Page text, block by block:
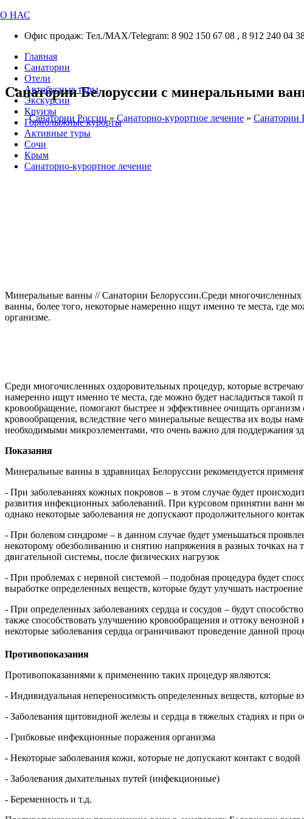
О НАС
Офис продаж: Тел./МАХ/Telegram: 8 902 150 67 08 , 8 912 240 04
Главная
Санатории
Отели
Автобусные туры
Экскурсии
Круизы
Горнолыжные курорты
Активные туры
Сочи
Крым
Санаторно-курортное лечение
Санатории Белоруссии с минеральными
Санатории России » Санаторно-курортное лечение » Санатории
Минеральные ванны // Санатории Белоруссии.Среди многочисленных
ванны, более того, некоторые намеренно ищут именно те места, где
организме.
Среди многочисленных оздоровительных процедур, которые
намеренно ищут именно те места, где можно будет насладиться
кровообращение, помогают быстрее и эффективнее очищать
кровообращения, вследствие чего минеральные вещества их воды
необходимыми микроэлементами, что очень важно для поддержания
Показания
Минеральные ванны в здравницах Белоруссии рекомендуется
- При заболеваниях кожных покровов – в этом случае будет
развития инфекционных заболеваний. При курсовом принятии ванн
однако некоторые заболевания не допускают продолжительного
- При болевом синдроме – в данном случае будет уменьшаться
некоторому обезболиванию и снятию напряжения в разных точках на
двигательной системы, после физических нагрузок
- При проблемах с нервной системой – подобная процедура будет
выработке определенных веществ, которые будут улучшать настроение
- При определенных заболеваниях сердца и сосудов – будут
также способствовать улучшению кровообращения и оттоку
некоторые заболевания сердца ограничивают проведение данной
Противопоказания
Противопоказаниями к применению таких процедур являются:
- Индивидуальная непереносимость определенных веществ, которые
- Заболевания щитовидной железы и сердца в тяжелых стадиях и при
- Грибковые инфекционные поражения организма
- Некоторые заболевания кожи, которые не допускают контакт с водой
- Заболевания дыхательных путей (инфекционные)
- Беременность и т.д.